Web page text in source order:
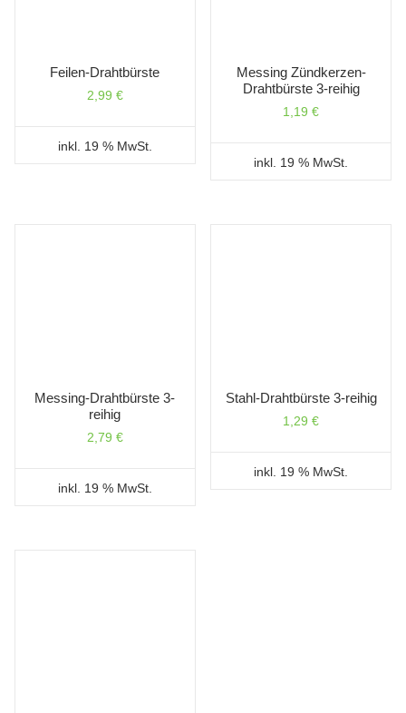
Feilen-Drahtbürste
2,99 €
inkl. 19 % MwSt.
Messing Zündkerzen-
Drahtbürste 3-reihig
1,19€
inkl. 19 % MwSt.
Messing-Drahtbürste 3-
reihig
2,79 €
inkl. 19 % MwSt.
Stahl-Drahtbürste 3-reihig
1,29€
inkl. 19 % MwSt.